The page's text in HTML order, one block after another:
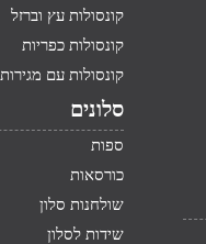
קונסולות עץ וברזל
קונסולות כפריות
קונסולות עם מגירות
סלונים
ספות
כורסאות
שולחנות סלון
שידות לסלון